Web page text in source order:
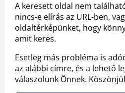
A keresett oldal nem
nincs-e elírás az URL-ben,
oldaltérképünket, hogy
amit keres.
Esetleg más probléma is
az alábbi címre, és a lehető
válaszolunk Önnek.